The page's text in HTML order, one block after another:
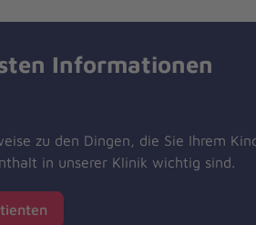
Informationen
zu den Dingen, die Sie Ihrem
in unserer Klinik wichtig sind.